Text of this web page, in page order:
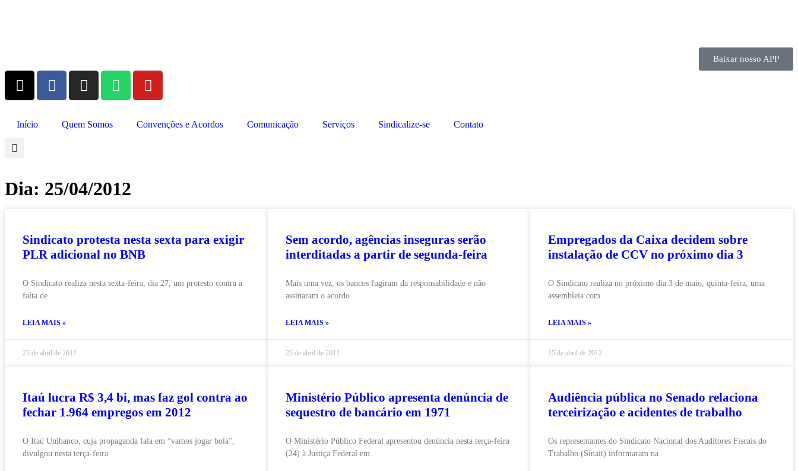
Baixar nosso APP
Início Quem Somos Convenções e Acordos Comunicação Serviços Sindicalize-se Contato
Dia: 25/04/2012
Sindicato protesta nesta sexta para exigir
PLR adicional no BNB
O Sindicato realiza nesta sexta-feira, dia 27, um protesto contra a
falta de
LEIA MAIS »
25 de abril de 2012
Sem acordo, agências inseguras serão
interditadas a partir de segunda-feira
Mais uma vez, os bancos fugiram da responsabilidade e não
assinaram o acordo
LEIA MAIS »
25 de abril de 2012
Empregados da Caixa decidem sobre
instalação de CCV no próximo dia 3
O Sindicato realiza no próximo dia 3 de maio, quinta-feira, uma
assembleia com
LEIA MAIS »
25 de abril de 2012
Itaú lucra R$ 3,4 bi, mas faz gol contra ao
fechar 1.964 empregos em 2012
O Itaú Unibanco, cuja propaganda fala em “vamos jogar bola”,
divulgou nesta terça-feira
Ministério Público apresenta denúncia de
sequestro de bancário em 1971
O Ministério Público Federal apresentou denúncia nesta terça-feira
(24) à Justiça Federal em
Audiência pública no Senado relaciona
terceirização e acidentes de trabalho
Os representantes do Sindicato Nacional dos Auditores Fiscais do
Trabalho (Sinait) informaram na